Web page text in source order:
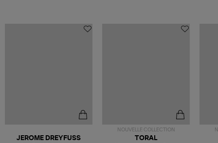
JEROME DREYFUSS
NOUVELLE COLLECTION
TORAL